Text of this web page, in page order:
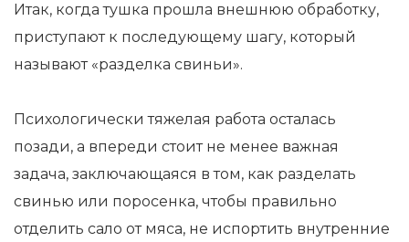
Итак, когда тушка прошла внешнюю обработку,
приступают к последующему шагу, который
называют «разделка свиньи».
Психологически тяжелая работа осталась
позади, а впереди стоит не менее важная
задача, заключающаяся в том, как разделать
свинью или поросенка, чтобы правильно
отделить сало от мяса, не испортить внутренние